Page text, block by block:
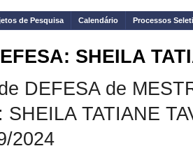
de Pesquisa Calendário Processos
SHEILA
DEFESA de
SHEILA TATIANE
2024